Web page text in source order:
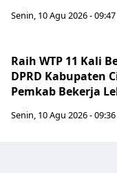
Senin, 10 Agu 2026 - 09:47
Raih WTP 11 Kali
DPRD Kabupaten
Pemkab Bekerja
Senin, 10 Agu 2026 - 09:36